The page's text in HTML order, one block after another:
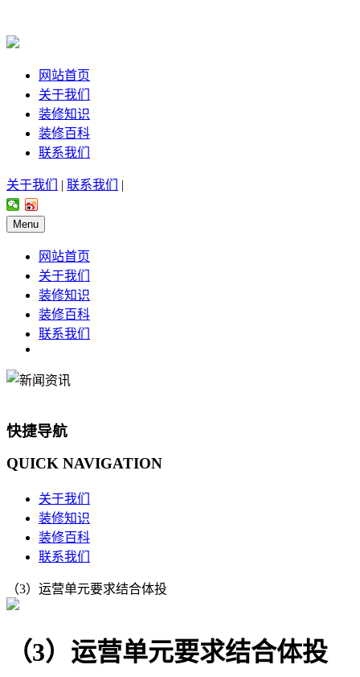
网站首页
关于我们
装修知识
装修百科
联系我们
关于我们 | 联系我们 |
Menu
网站首页
关于我们
装修知识
装修百科
联系我们
快捷导航
QUICK NAVIGATION
关于我们
装修知识
装修百科
联系我们
（3）运营单元要求结合体投
（3）运营单元要求结合体投